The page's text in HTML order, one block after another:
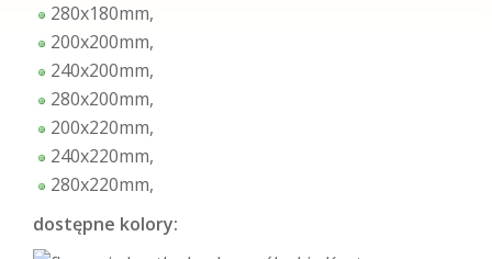
280x180mm,
200x200mm,
240x200mm,
280x200mm,
200x220mm,
240x220mm,
280x220mm,
dostępne kolory: